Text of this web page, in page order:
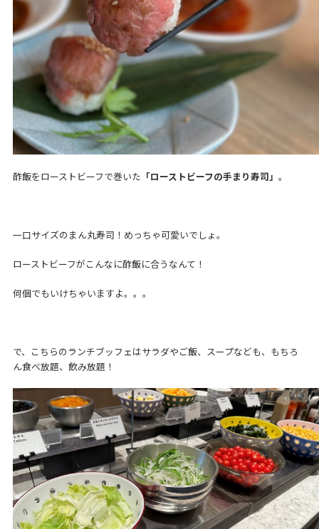
酢飯をローストビーフで巻いた 「ローストビーフの手まり寿司」 。
一口サイズのまん丸寿司！めっちゃ可愛いでしょ。
ローストビーフがこんなに酢飯に合うなんて！
何個でもいけちゃいますよ。。。
で、こちらのランチブッフェはサラダやご飯、スープなども、もちろ
ん食べ放題、飲み放題！